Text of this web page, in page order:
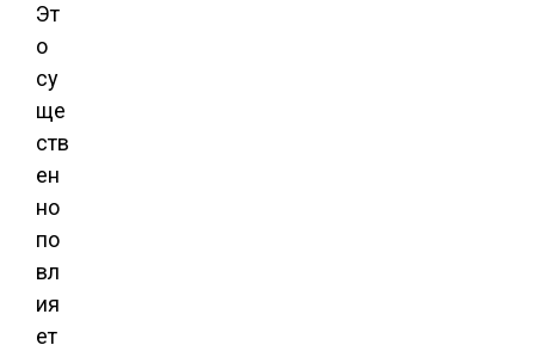
Эт
о
су
ще
ств
ен
но
по
вл
ия
ет